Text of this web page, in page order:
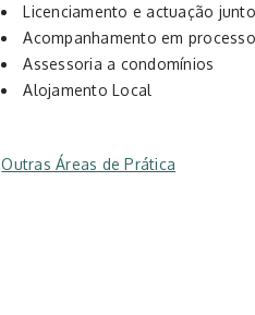
Licenciamento e actuação
Acompanhamento em
Assessoria a condomínios
Alojamento Local
Outras Áreas de Prática